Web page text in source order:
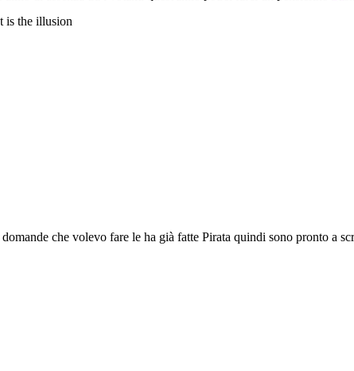
is the illusion
che volevo fare le ha già fatte Pirata quindi sono pronto a